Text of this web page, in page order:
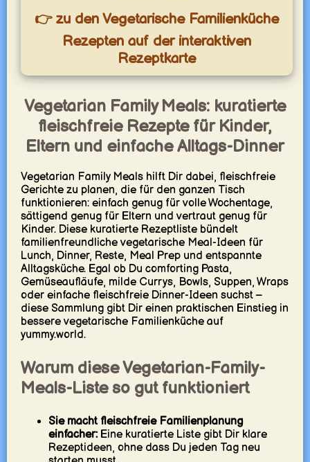
👉 zu den Vegetarische Familienküche
Rezepten auf der interaktiven
Rezeptkarte
Vegetarian Family Meals: kuratierte
fleischfreie Rezepte für Kinder,
Eltern und einfache Alltags-Dinner
Vegetarian Family Meals hilft Dir dabei, fleischfreie
Gerichte zu planen, die für den ganzen Tisch
funktionieren: einfach genug für volle Wochentage,
sättigend genug für Eltern und vertraut genug für
Kinder. Diese kuratierte Rezeptliste bündelt
familienfreundliche vegetarische Meal-Ideen für
Lunch, Dinner, Reste, Meal Prep und entspannte
Alltagsküche. Egal ob Du comforting Pasta,
Gemüseaufläufe, milde Currys, Bowls, Suppen, Wraps
oder einfache fleischfreie Dinner-Ideen suchst –
diese Sammlung gibt Dir einen praktischen Einstieg in
bessere vegetarische Familienküche auf
yummy.world.
Warum diese Vegetarian-Family-
Meals-Liste so gut funktioniert
Sie macht fleischfreie Familienplanung
einfacher:Eine kuratierte Liste gibt Dir klare
Rezeptideen, ohne dass Du jeden Tag neu